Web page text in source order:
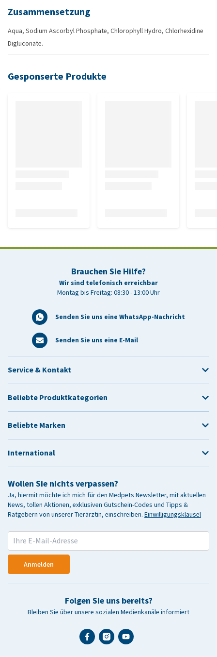
Zusammensetzung
Aqua, Sodium Ascorbyl Phosphate, Chlorophyll Hydro, Chlorhexidine
Digluconate.
Gesponserte Produkte
Brauchen Sie Hilfe?
Wir sind telefonisch erreichbar
Montag bis Freitag: 08:30 - 13:00 Uhr
Senden Sie uns eine WhatsApp-Nachricht
Senden Sie uns eine E-Mail
Wollen Sie nichts verpassen?
Ja, hiermit möchte ich mich für den Medpets Newsletter, mit aktuellen
News, tollen Aktionen, exklusiven Gutschein-Codes und Tipps &
Ratgebern von unserer Tierärztin, einschreiben. Einwilligungsklausel
Anmelden
Folgen Sie uns bereits?
Bleiben Sie über unsere sozialen Medienkanäle informiert
Service & Kontakt
Beliebte Produktkategorien
Beliebte Marken
International